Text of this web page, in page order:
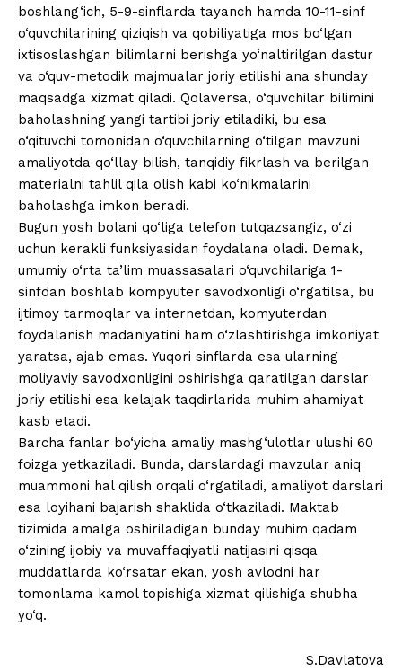
boshlang‘ich, 5-9-sinflarda tayanch hamda 10-11-sinf
o‘quvchilarining qiziqish va qobiliyatiga mos bo‘lgan
ixtisoslashgan bilimlarni berishga yo‘naltirilgan dastur
va o‘quv-metodik majmualar joriy etilishi ana shunday
maqsadga xizmat qiladi. Qolaversa, o‘quvchilar bilimini
baholashning yangi tartibi joriy etiladiki, bu esa
o‘qituvchi tomonidan o‘quvchilarning o‘tilgan mavzuni
amaliyotda qo‘llay bilish, tanqidiy fikrlash va berilgan
materialni tahlil qila olish kabi ko‘nikmalarini
baholashga imkon beradi.
Bugun yosh bolani qo‘liga telefon tutqazsangiz, o‘zi
uchun kerakli funksiyasidan foydalana oladi. Demak,
umumiy o‘rta ta’lim muassasalari o‘quvchilariga 1-
sinfdan boshlab kompyuter savodxonligi o‘rgatilsa, bu
ijtimoy tarmoqlar va internetdan, komyuterdan
foydalanish madaniyatini ham o‘zlashtirishga imkoniyat
yaratsa, ajab emas. Yuqori sinflarda esa ularning
moliyaviy savodxonligini oshirishga qaratilgan darslar
joriy etilishi esa kelajak taqdirlarida muhim ahamiyat
kasb etadi.
Barcha fanlar bo‘yicha amaliy mashg‘ulotlar ulushi 60
foizga yetkaziladi. Bunda, darslardagi mavzular aniq
muammoni hal qilish orqali o‘rgatiladi, amaliyot darslari
esa loyihani bajarish shaklida o‘tkaziladi. Maktab
tizimida amalga oshiriladigan bunday muhim qadam
o‘zining ijobiy va muvaffaqiyatli natijasini qisqa
muddatlarda ko‘rsatar ekan, yosh avlodni har
tomonlama kamol topishiga xizmat qilishiga shubha
yo‘q.
S.Davlatova